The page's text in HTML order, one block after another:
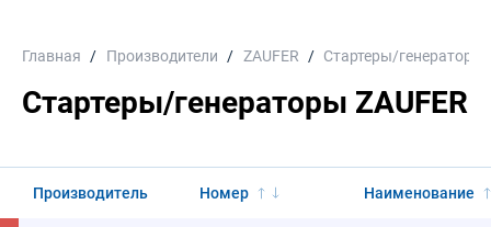
Главная Производители ZAUFER Стартеры/генераторы
Стартеры/генераторы ZAUFER
Производитель Номер Наименование